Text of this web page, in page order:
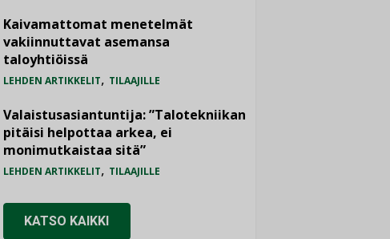
Kaivamattomat menetelmät
vakiinnuttavat asemansa
taloyhtiöissä
LEHDEN ARTIKKELIT, TILAAJILLE
Valaistusasiantuntija: ”Talotekniikan
pitäisi helpottaa arkea, ei
monimutkaistaa sitä”
LEHDEN ARTIKKELIT, TILAAJILLE
KATSO KAIKKI